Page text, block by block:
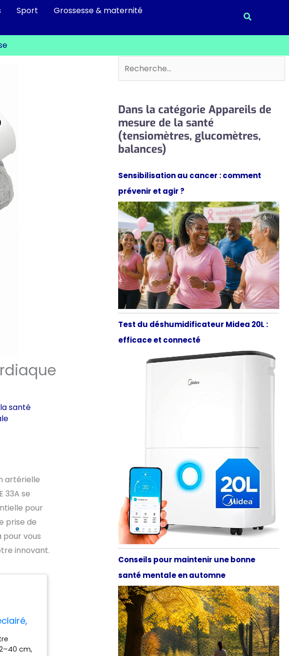
Sport
Grossesse & maternité
santé
artérielle
33A se
pour
prise de
pour vous
innovant.
cm,
Rechercher
Dans la catégorie Appareils de
mesure de la santé
(tensiomètres, glucomètres,
balances)
Sensibilisation au cancer : comment
prévenir et agir ?
Test du déshumidificateur Midea 20L :
efficace et connecté
Conseils pour maintenir une bonne
santé mentale en automne